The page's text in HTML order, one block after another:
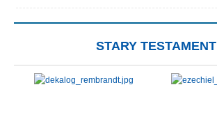
STARY TESTAMENT